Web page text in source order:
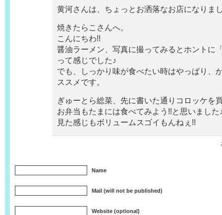
黄河さんは、ちょっとお洒落なお店になりま
焼きたらこさんへ。
こんにちわ!!
醤油ラーメン、写真に撮ってみるとホントに
って感じでした♪
でも、しっかり味が食べたい時はやっぱり、
ススメです。
ぎゅーとら総菜、先に書いた通りコロッケを
お弁当もたまには食べてみよう!!と思いました
見た感じもボリュームスゴイもんねぇ!!
Name
Mail (will not be published)
Website (optional)